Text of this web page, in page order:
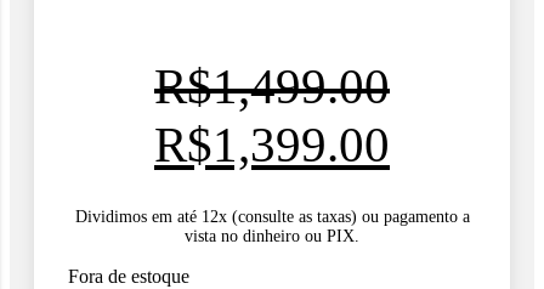
R$1,499.00
O
preço
original
R$1,399.00
preço
Dividimos em até 12x (consulte as taxas) ou pagamento a
vista no dinheiro ou PIX.
Fora de estoque